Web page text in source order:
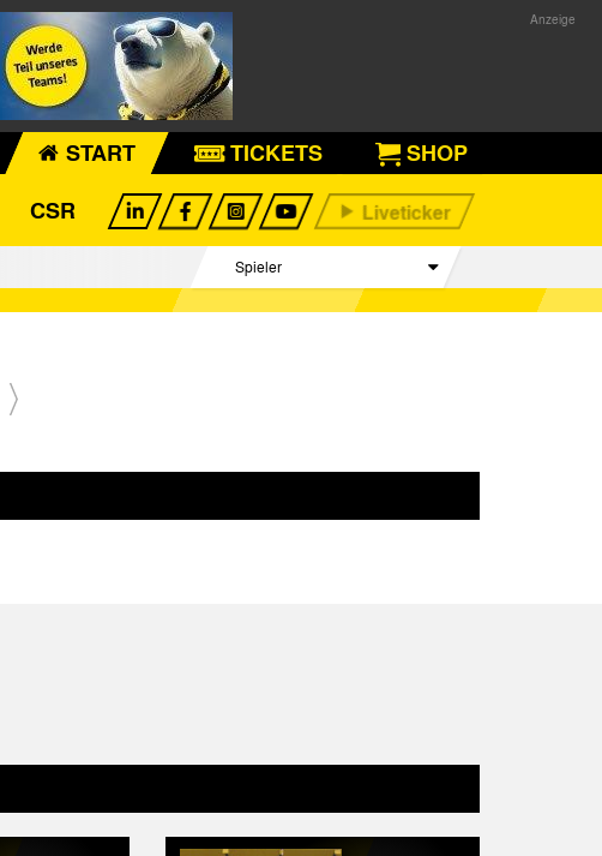
START TICKETS
SHOP
CSR
Spieler
Betreuer Team